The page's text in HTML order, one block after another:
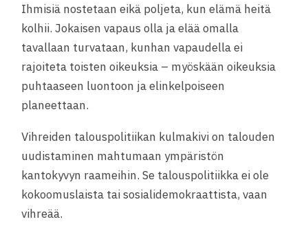
Ihmisiä nostetaan eikä poljeta, kun elämä heitä
kolhii. Jokaisen vapaus olla ja elää omalla
tavallaan turvataan, kunhan vapaudella ei
rajoiteta toisten oikeuksia – myöskään oikeuksia
puhtaaseen luontoon ja elinkelpoiseen
planeettaan.
Vihreiden talouspolitiikan kulmakivi on talouden
uudistaminen mahtumaan ympäristön
kantokyvyn raameihin. Se talouspolitiikka ei ole
kokoomuslaista tai sosialidemokraattista, vaan
vihreää.